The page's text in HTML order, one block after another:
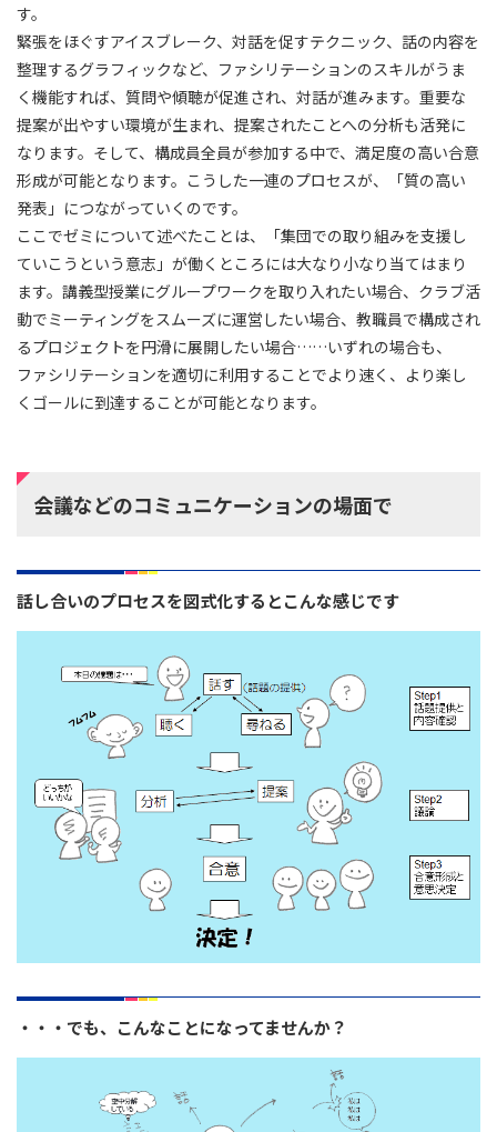
す。
緊張をほぐすアイスブレーク、対話を促すテクニック、話の内容を
整理するグラフィックなど、ファシリテーションのスキルがうま
く機能すれば、質問や傾聴が促進され、対話が進みます。重要な
提案が出やすい環境が生まれ、提案されたことへの分析も活発に
なります。そして、構成員全員が参加する中で、満足度の高い合意
形成が可能となります。こうした一連のプロセスが、「質の高い
発表」につながっていくのです。
ここでゼミについて述べたことは、「集団での取り組みを支援し
ていこうという意志」が働くところには大なり小なり当てはまり
ます。講義型授業にグループワークを取り入れたい場合、クラブ活
動でミーティングをスムーズに運営したい場合、教職員で構成され
るプロジェクトを円滑に展開したい場合……いずれの場合も、
ファシリテーションを適切に利用することでより速く、より楽し
くゴールに到達することが可能となります。
会議などのコミュニケーションの場面で
話し合いのプロセスを図式化するとこんな感じです
・・・でも、こんなことになってませんか？